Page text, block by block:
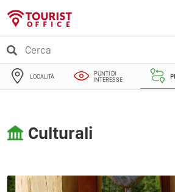
LOCALITÀ
PUNTI DI
INTERESSE
Culturali